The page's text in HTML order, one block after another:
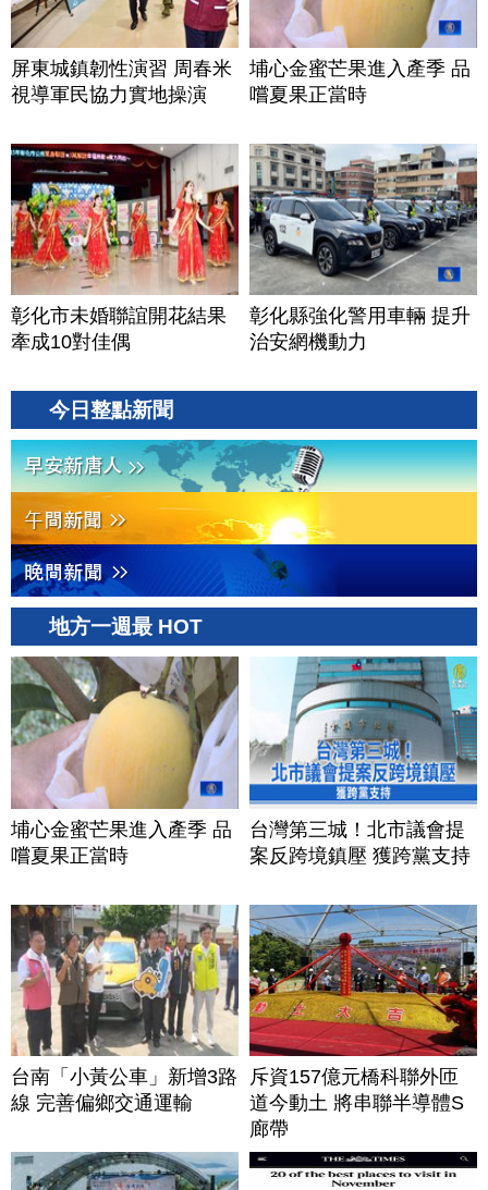
屏東城鎮韌性演習 周春米
視導軍民協力實地操演
埔心金蜜芒果進入產季 品
嚐夏果正當時
彰化市未婚聯誼開花結果
牽成10對佳偶
彰化縣強化警用車輛 提升
治安網機動力
今日整點新聞
地方一週最 HOT
埔心金蜜芒果進入產季 品
嚐夏果正當時
台灣第三城！北市議會提
案反跨境鎮壓 獲跨黨支持
台南「小黃公車」新增3路
線 完善偏鄉交通運輸
斥資157億元橋科聯外匝
道今動土 將串聯半導體S
廊帶